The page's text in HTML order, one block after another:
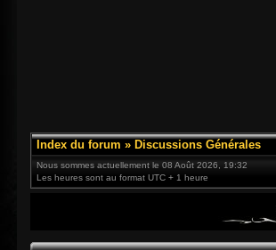
Index du forum » Discussions Générales
Nous sommes actuellement le 08 Août 2026, 19:32
Les heures sont au format UTC + 1 heure